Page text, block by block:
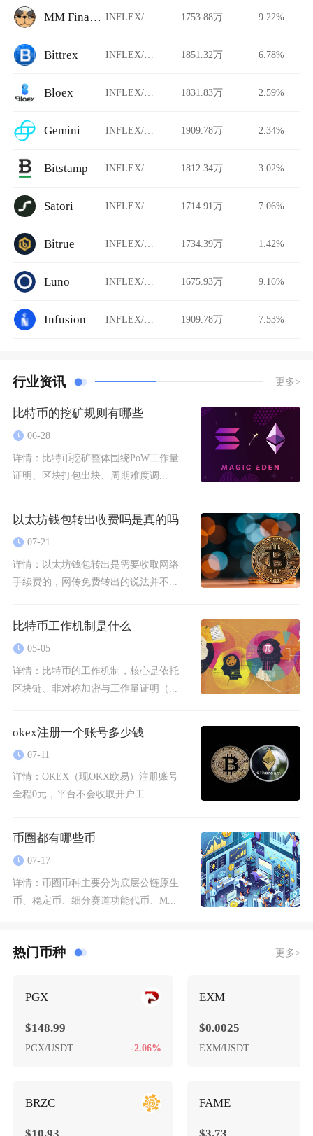
MM Finance 1753.88万 9.22%
Bittrex 1851.32万 6.78%
Bloex 1831.83万 2.59%
Gemini 1909.78万 2.34%
Bitstamp 1812.34万 3.02%
Satori 1714.91万 7.06%
Bitrue 1734.39万 1.42%
Luno 1675.93万 9.16%
Infusion 1909.78万 7.53%
行业资讯 更多>
比特币的挖矿规则有哪些
06-28
详情： 比特币挖矿整体围绕PoW工作量
证明、区块打包出块、周期难度调...
以太坊钱包转出收费吗是真的吗
07-21
详情： 以太坊钱包转出是需要收取网络
手续费的，网传免费转出的说法并不...
比特币工作机制是什么
05-05
详情： 比特币的工作机制，核心是依托
区块链、非对称加密与工作量证明（...
okex注册一个账号多少钱
07-11
详情： OKEX（现OKX欧易）注册账号
全程0元，平台不会收取开户工...
币圈都有哪些币
07-17
详情： 币圈币种主要分为底层公链原生
币、稳定币、细分赛道功能代币、M...
热门币种 更多>
PGX
$148.99
PGX/USDT -2.06%
BRZC
EXM
$0.0025
EXM/USDT
FAME